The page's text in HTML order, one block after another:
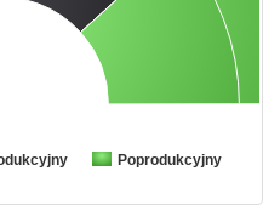
Poprodukcyjny